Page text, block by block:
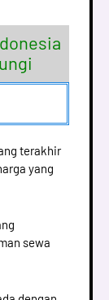
terakhir
yang
sewa